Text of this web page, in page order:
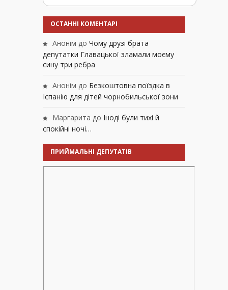
ОСТАННІ КОМЕНТАРІ
Анонім до Чому друзі брата
депутатки Главацької зламали моєму
сину три ребра
Анонім до Безкоштовна поїздка в
Іспанію для дітей чорнобильської зони
Маргарита до Іноді були тихі й
спокійні ночі…
ПРИЙМАЛЬНІ ДЕПУТАТІВ